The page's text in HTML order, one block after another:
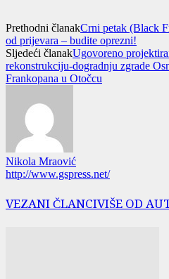
Prethodni članakCrni petak (Black
od prijevara – budite oprezni!
Sljedeći članakUgovoreno
rekonstrukciju-dogradnju zgrade
Frankopana u Otočcu
Nikola Mraović
http://www.gspress.net/
VEZANI ČLANCIVIŠE OD